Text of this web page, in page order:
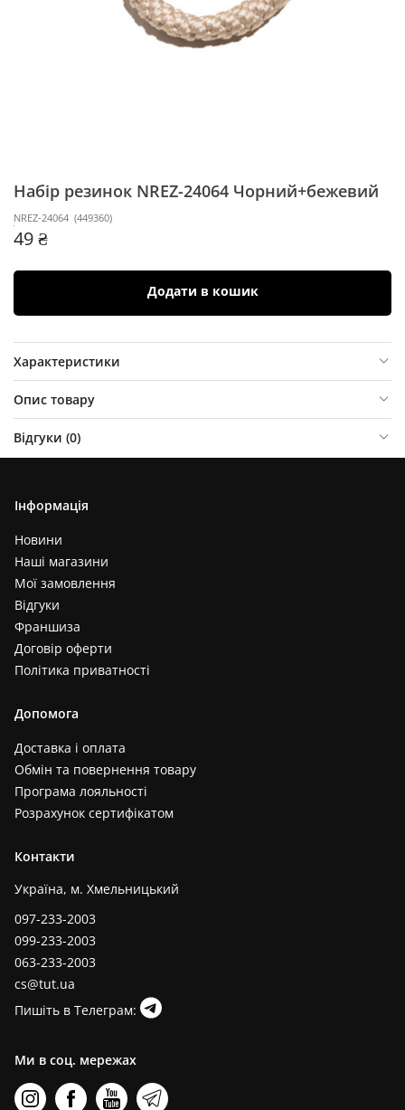
Набір резинок NREZ-24064 Чорний+бежевий
NREZ-24064 (449360)
49 ₴
Додати в кошик
Характеристики
Опис товару
Відгуки (0)
Інформація
Новини
Наші магазини
Мої замовлення
Відгуки
Франшиза
Договір оферти
Політика приватності
Допомога
Доставка і оплата
Обмін та повернення товару
Програма лояльності
Розрахунок сертифікатом
Контакти
Україна, м. Хмельницький
097-233-2003
099-233-2003
063-233-2003
cs@tut.ua
Пишіть в Телеграм:
Ми в соц. мережах